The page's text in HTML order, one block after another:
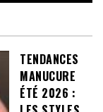
TENDANCES
MANUCURE
ÉTÉ 2026 :